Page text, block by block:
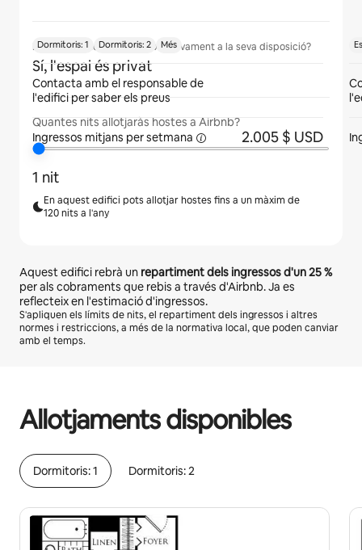
Els hostes tindran l'espai exclusivament a la seva disposició?
Sí, l'espai és privat
Quantes nits allotjaràs hostes a Airbnb?
1 nit
En aquest edifici pots allotjar hostes fins a un màxim de
120 nits a l'any
Aquest edifici rebrà un repartiment dels ingressos d'un25 %
per als cobraments que rebis a través d'Airbnb. Ja es
reflecteix en l'estimació d'ingressos.
S'apliquen els límits de nits, el repartiment dels ingressos i altres
normes i restriccions, a més de la normativa local, que poden canviar
amb el temps.
Allotjaments disponibles
Dormitoris: 1 Dormitoris: 2
Dormitoris: 1 Dormitoris: 2 Més
Contacta amb el responsable de
l'edifici per saber els preus
Ingressos mitjans per setmana 2.005 $ USD